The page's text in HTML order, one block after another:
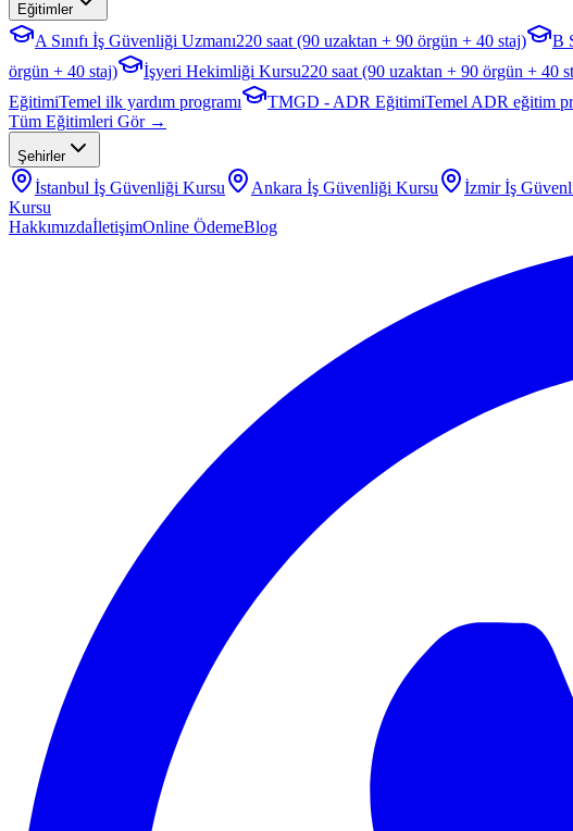
Eğitimler
A Sınıfı İş Güvenliği Uzmanı220 saat (90 uzaktan + 90 örgün + 40 staj) B
örgün + 40 staj)
İşyeri Hekimliği Kursu220 saat (90 uzaktan + 90 örgün + 40
EğitimiTemel ilk yardım programı TMGD - ADR EğitimiTemel ADR eğitim
Tüm Eğitimleri Gör →
Şehirler
İstanbul İş Güvenliği Kursu Ankara İş Güvenliği Kursu İzmirİş
Kursu
HakkımızdaİletişimOnline ÖdemeBlog